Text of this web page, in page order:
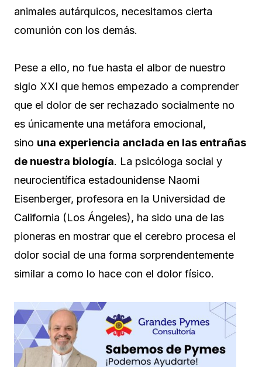
animales autárquicos, necesitamos cierta
comunión con los demás.
Pese a ello, no fue hasta el albor de nuestro
siglo XXI que hemos empezado a comprender
que el dolor de ser rechazado socialmente no
es únicamente una metáfora emocional,
sino una experiencia anclada en las entrañas
de nuestra biología. La psicóloga social y
neurocientífica estadounidense Naomi
Eisenberger, profesora en la Universidad de
California (Los Ángeles), ha sido una de las
pioneras en mostrar que el cerebro procesa el
dolor social de una forma sorprendentemente
similar a como lo hace con el dolor físico.